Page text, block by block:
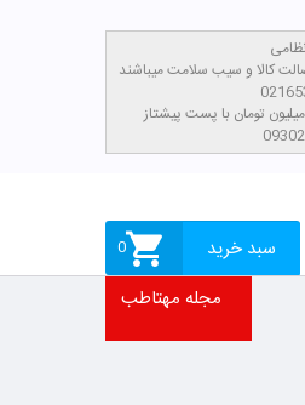
سبد خرید 0
مجله مهتاطب